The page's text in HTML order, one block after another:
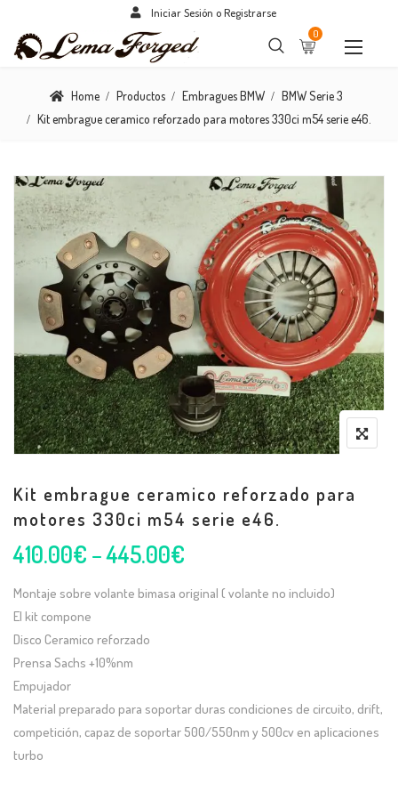
Iniciar Sesión o Registrarse
0
Home Productos Embragues BMW
BMW Serie 3
Kit embrague ceramico reforzado para motores 330ci m54 serie e46.
Kit embrague ceramico reforzado para
motores 330ci m54 serie e46.
410.00€ –445.00€
Montaje sobre volante bimasa original ( volante no incluido)
El kit compone
Disco Ceramico reforzado
Prensa Sachs +10%nm
Empujador
Material preparado para soportar duras condiciones de circuito, drift,
competición, capaz de soportar 500/550nm y 500cv en aplicaciones
turbo